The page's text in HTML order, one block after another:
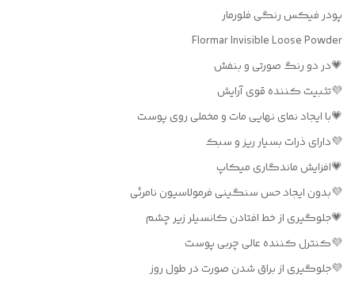
پودر فیکس رنگی فلورمار
Flormar Invisible Loose Powder
💗در دو رنگ صورتی و بنفش
💜تثبیت‌ کننده قوی آرایش
💗با ایجاد نمای نهایی مات و مخملی روی پوست
💜دارای ذرات بسیار ریز و سبک
💗افزایش ماندگاری میکاپ
💜بدون ایجاد حس سنگینی فرمولاسیون نامرئی
💗جلوگیری از خط افتادن کانسیلر زیر چشم
💜کنترل‌ کننده عالی چربی پوست
💜جلوگیری از براق شدن صورت در طول روز